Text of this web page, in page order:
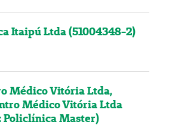
Itaipú Ltda (51004348-2)
Médico Vitória Ltda,
Médico Vitória Ltda
Policlínica Master)